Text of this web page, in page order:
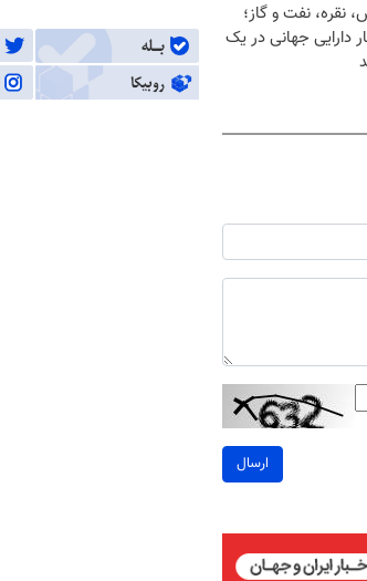
نقره، نفت و گاز؛
دارایی جهانی در یک
ارسال